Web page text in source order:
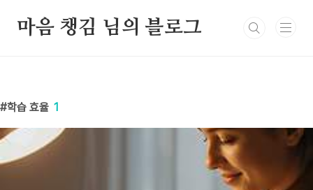
마음 챙김 님의 블로그
학습 효율 1